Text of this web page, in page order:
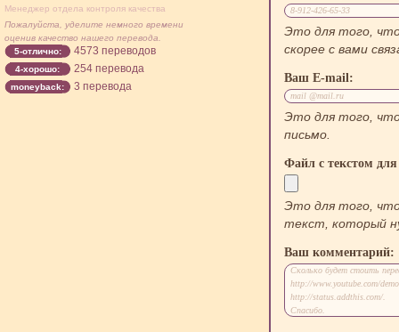
Менеджер отдела контроля качества
Пожалуйста, уделите немного времени
оценив качество нашего перевода.
5-отлично:
4573 переводов
4-хорошо: 254 перевода
moneyback: 3 перевода
8-912-426-65-33
Это для того,
скорее с вами
Ваш E-mail:
mail @mail.ru
Это для того,
письмо.
Файл с текстом для
Это для того,
текст, который
Ваш комментарий:
Сколько будет стоить
httр://www.youtube.com/
httр://status.addthis.com/.
Спасибо.